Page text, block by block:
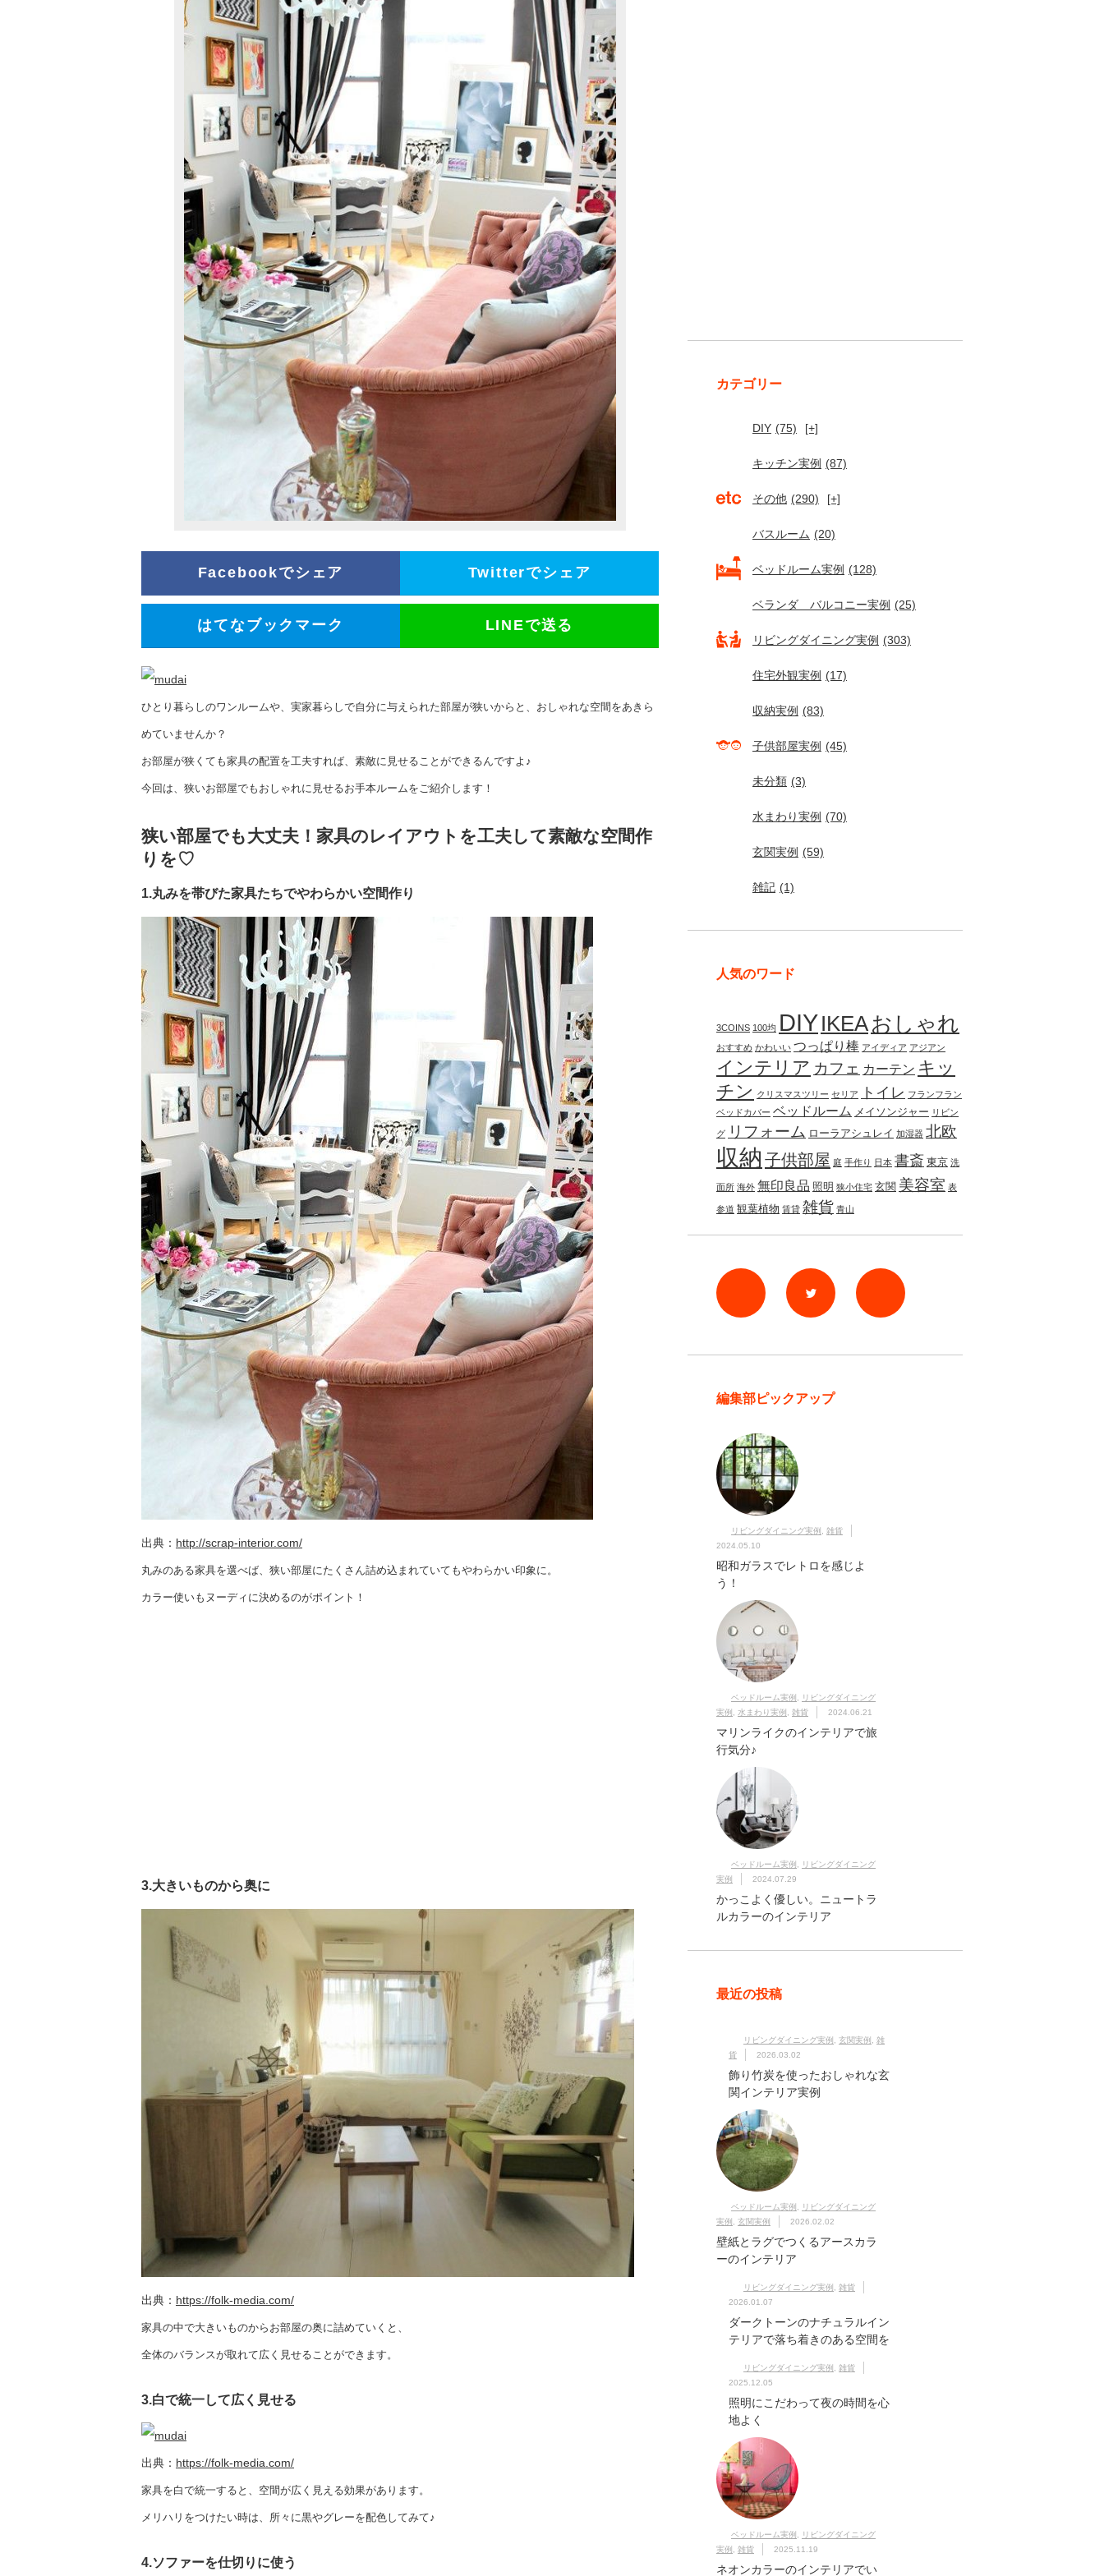
Facebookでシェア Twitterでシェア
はてなブックマーク LINEで送る
ひとり暮らしのワンルームや、実家暮らしで自分に与えられた部屋が狭いからと、おしゃれな空間をあきら
めていませんか？
お部屋が狭くても家具の配置を工夫すれば、素敵に見せることができるんですよ♪
今回は、狭いお部屋でもおしゃれに見せるお手本ルームをご紹介します！
狭い部屋でも大丈夫！家具のレイアウトを工夫して素敵な空間作
りを♡
1.丸みを帯びた家具たちでやわらかい空間作り
出典： http://scrap-interior.com/
丸みのある家具を選べば、狭い部屋にたくさん詰め込まれていてもやわらかい印象に。
カラー使いもヌーディに決めるのがポイント！
3.大きいものから奥に
出典： https://folk-media.com/
家具の中で大きいものからお部屋の奥に詰めていくと、
全体のバランスが取れて広く見せることができます。
3.白で統一して広く見せる
出典： https://folk-media.com/
家具を白で統一すると、空間が広く見える効果があります。
メリハリをつけたい時は、所々に黒やグレーを配色してみて♪
4.ソファーを仕切りに使う
カテゴリー
DIY (75) [+]
キッチン実例 (87)
その他 (290) [+]
バスルーム (20)
ベッドルーム実例 (128)
ベランダ バルコニー実例 (25)
リビングダイニング実例 (303)
住宅外観実例 (17)
収納実例 (83)
子供部屋実例 (45)
未分類 (3)
水まわり実例 (70)
玄関実例 (59)
雑記 (1)
人気のワード
3COINS 100均 DIYIKEAおしゃれ
おすすめ かわいい つっぱり棒 アイディア アジアン
インテリア カフェ カーテン キッ
チン クリスマスツリー セリア トイレ フランフラン
ベッドカバー ベッドルーム メイソンジャー リビン
グ リフォーム ローラアシュレイ 加湿器 北欧
収納 子供部屋 庭 手作り 日本 書斎 東京 洗
面所 海外 無印良品 照明 狭小住宅 玄関 美容室 表
参道 観葉植物 賃貸 雑貨 青山
Twitter
編集部ピックアップ
リビングダイニング実例
雑貨
2024.05.10
昭和ガラスでレトロを感じよ
う！
ベッドルーム実例
リビングダイニング
実例
水まわり実例 雑貨 2024.06.21
マリンライクのインテリアで旅
行気分♪
ベッドルーム実例
リビングダイニング
実例
2024.07.29
かっこよく優しい。ニュートラ
ルカラーのインテリア
最近の投稿
リビングダイニング実例 玄関実例
雑
貨
2026.03.02
飾り竹炭を使ったおしゃれな玄
関インテリア実例
ベッドルーム実例
リビングダイニング
実例
玄関実例 2026.02.02
壁紙とラグでつくるアースカラ
ーのインテリア
リビングダイニング実例
雑貨
2026.01.07
ダークトーンのナチュラルイン
テリアで落ち着きのある空間を
リビングダイニング実例
雑貨
2025.12.05
照明にこだわって夜の時間を心
地よく
ベッドルーム実例
リビングダイニング
実例
雑貨 2025.11.19
ネオンカラーのインテリアでい